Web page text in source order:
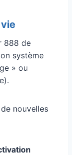
888 de
système
» ou
nouvelles